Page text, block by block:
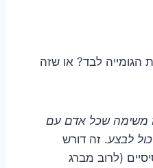
הגומייה לבד? או שזה
משימה שכל אדם עם
לבצע. זה דורש
(לרוב מברג